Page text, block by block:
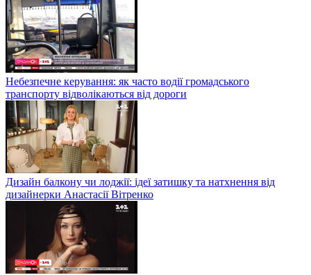
Небезпечне керування: як часто водії громадського
транспорту відволікаються від дороги
Дизайн балкону чи лоджії: ідеї затишку та натхнення від
дизайнерки Анастасії Вітренко